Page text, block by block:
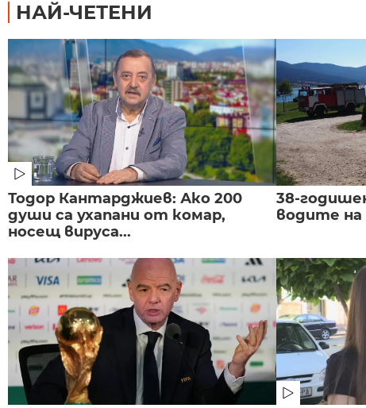
НАЙ-ЧЕТЕНИ
Тодор Кантарджиев: Ако 200
души са ухапани от комар,
носещ вируса...
38-
водите на